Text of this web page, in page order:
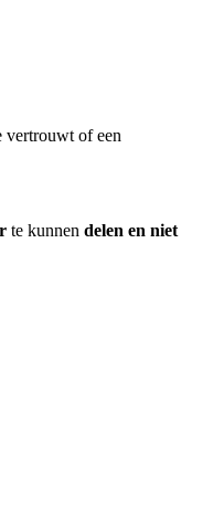
vertrouwt of een
te kunnen delen en niet